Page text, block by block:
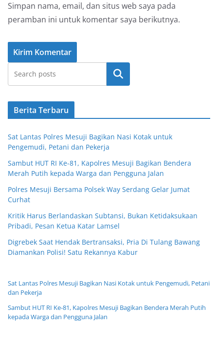
Simpan nama, email, dan situs web saya pada
peramban ini untuk komentar saya berikutnya.
Cari
Berita Terbaru
Sat Lantas Polres Mesuji Bagikan Nasi Kotak untuk
Pengemudi, Petani dan Pekerja
Sambut HUT RI Ke-81, Kapolres Mesuji Bagikan Bendera
Merah Putih kepada Warga dan Pengguna Jalan
Polres Mesuji Bersama Polsek Way Serdang Gelar Jumat
Curhat
Kritik Harus Berlandaskan Subtansi, Bukan Ketidaksukaan
Pribadi, Pesan Ketua Katar Lamsel
Digrebek Saat Hendak Bertransaksi, Pria Di Tulang Bawang
Diamankan Polisi! Satu Rekannya Kabur
Sat Lantas Polres Mesuji Bagikan Nasi Kotak untuk Pengemudi, Petani
dan Pekerja
Sambut HUT RI Ke-81, Kapolres Mesuji Bagikan Bendera Merah Putih
kepada Warga dan Pengguna Jalan